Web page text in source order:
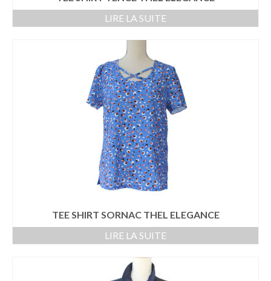
LIRE LA SUITE
TEE SHIRT SORNAC THEL ELEGANCE
LIRE LA SUITE